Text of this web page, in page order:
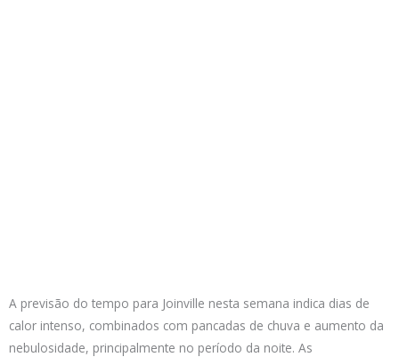
A previsão do tempo para Joinville nesta semana indica dias de
calor intenso, combinados com pancadas de chuva e aumento da
nebulosidade, principalmente no período da noite. As